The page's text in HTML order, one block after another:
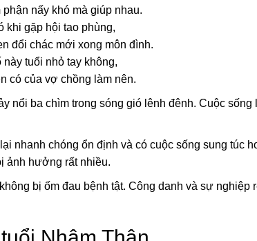
phận nấy khó mà giúp nhau.
khi gặp hội tao phùng,
đổi chác mới xong môn đình.
này tuổi nhỏ tay không,
có của vợ chồng làm nên.
nổi ba chìm trong sóng gió lênh đênh. Cuộc
nhanh chóng ổn định và có cuộc sống sung túc
ảnh hưởng rất nhiều.
bị ốm đau bệnh tật. Công danh và sự nghiệp